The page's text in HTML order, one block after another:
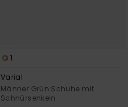
1
Varial
Männer Grün Schuhe mit
Schnürsenkeln